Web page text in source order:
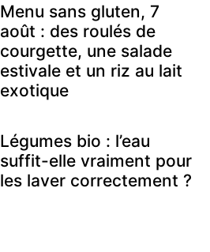
Menu sans gluten, 7
août : des roulés de
courgette, une salade
estivale et un riz au lait
exotique
Légumes bio : l’eau
suffit-elle vraiment pour
les laver correctement ?